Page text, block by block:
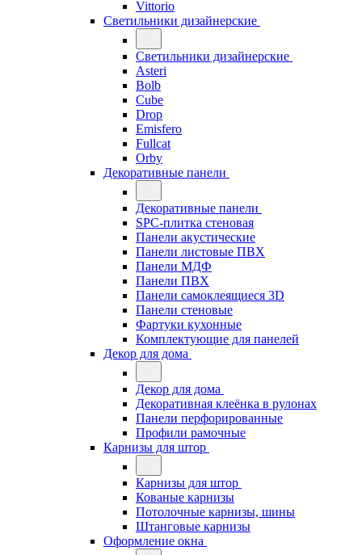
Vittorio
Светильники дизайнерские
Светильники дизайнерские
Asteri
Bolb
Cube
Drop
Emisfero
Fullcat
Orby
Декоративные панели
Декоративные панели
SPC-плитка стеновая
Панели акустические
Панели листовые ПВХ
Панели МДФ
Панели ПВХ
Панели самоклеящиеся 3D
Панели стеновые
Фартуки кухонные
Комплектующие для панелей
Декор для дома
Декор для дома
Декоративная клеёнка в рулонах
Панели перфорированные
Профили рамочные
Карнизы для штор
Карнизы для штор
Кованые карнизы
Потолочные карнизы, шины
Штанговые карнизы
Оформление окна